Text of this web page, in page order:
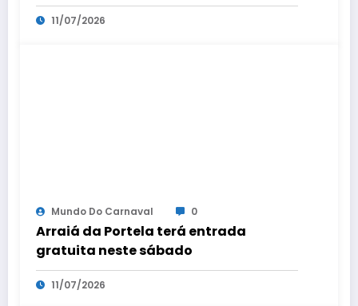
11/07/2026
Mundo Do Carnaval 0
Arraiá da Portela terá entrada
gratuita neste sábado
11/07/2026